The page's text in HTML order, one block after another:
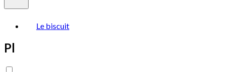
Le biscuit
Pl